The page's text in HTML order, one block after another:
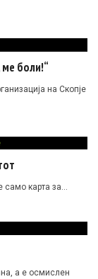
ме боли!“
на Скопје
само карта за…
а е осмислен